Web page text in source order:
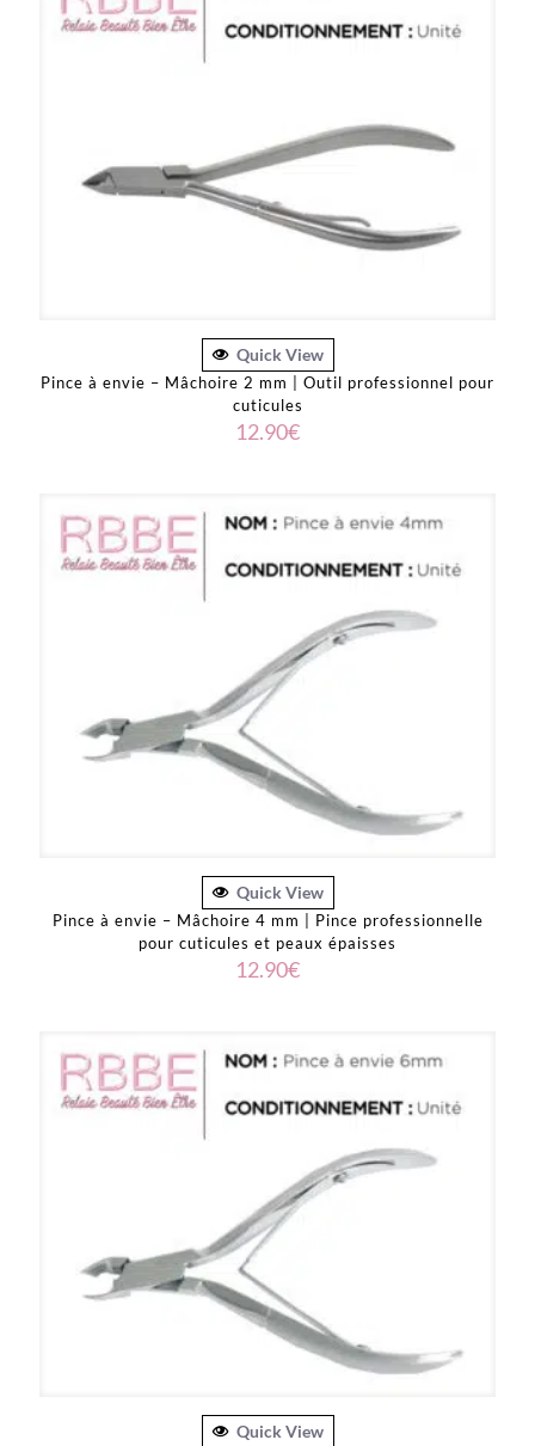
Quick View
Pince à envie – Mâchoire 2 mm | Outil professionnel pour
cuticules
12.90€
Quick View
Pince à envie – Mâchoire 4 mm | Pince professionnelle
pour cuticules et peaux épaisses
12.90€
Quick View